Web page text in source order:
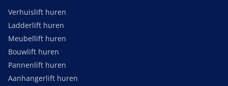
Verhuislift huren
Ladderlift huren
Meubellift huren
Bouwlift huren
Pannenlift huren
Aanhangerlift huren